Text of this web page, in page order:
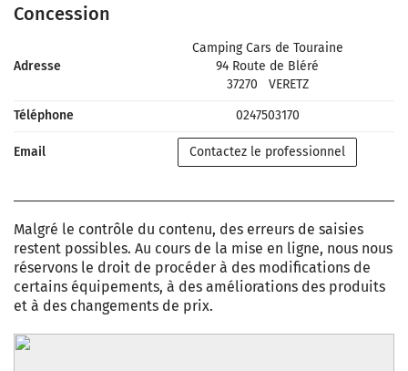
Concession
Adresse
Camping Cars de Touraine
94 Route de Bléré
37270
VERETZ
Téléphone
0247503170
Email Contactez le professionnel
Malgré le contrôle du contenu, des erreurs de saisies
restent possibles. Au cours de la mise en ligne, nous nous
réservons le droit de procéder à des modifications de
certains équipements, à des améliorations des produits
et à des changements de prix.